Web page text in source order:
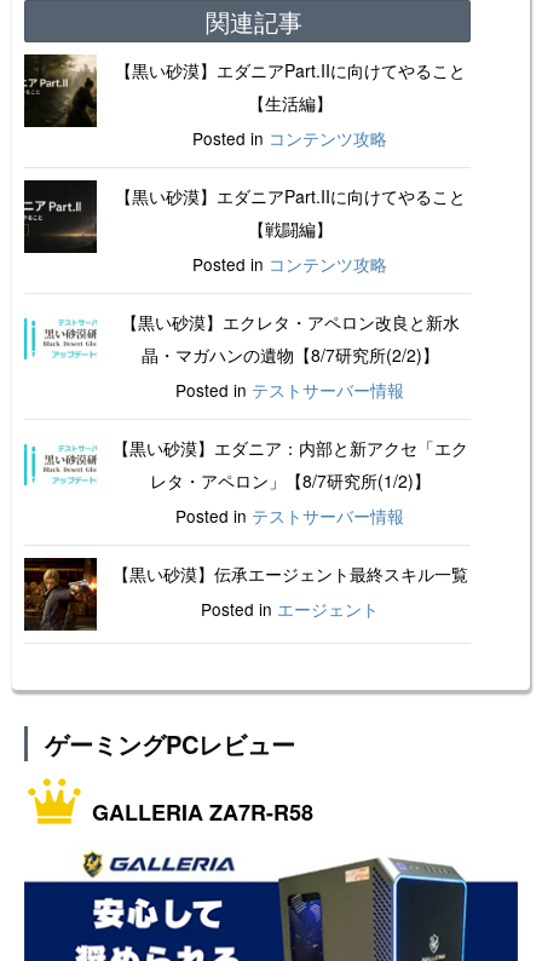
関連記事
【黒い砂漠】エダニアPart.IIに向けてやること
【生活編】
Posted in コンテンツ攻略
【黒い砂漠】エダニアPart.IIに向けてやること
【戦闘編】
Posted in コンテンツ攻略
【黒い砂漠】エクレタ・アペロン改良と新水
晶・マガハンの遺物【8/7研究所(2/2)】
Posted in テストサーバー情報
【黒い砂漠】エダニア：内部と新アクセ「エク
レタ・アペロン」【8/7研究所(1/2)】
Posted in テストサーバー情報
【黒い砂漠】伝承エージェント最終スキル一覧
Posted in エージェント
ゲーミングPCレビュー
GALLERIA ZA7R-R58